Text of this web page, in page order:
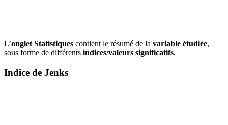
L’onglet Statistiques contient le résumé de la variable étudiée,
sous forme de différents indices/valeurs significatifs.
Indice de Jenks